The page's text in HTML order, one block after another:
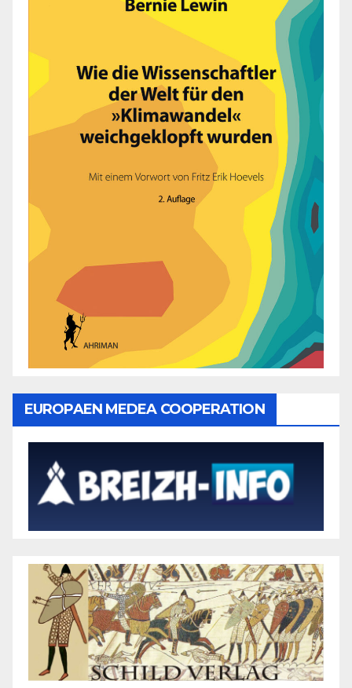
EUROPAEN MEDEA COOPERATION